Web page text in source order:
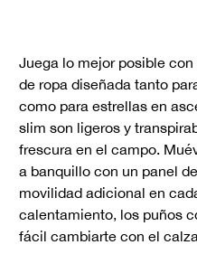
Juega lo mejor posible
de ropa diseñada tanto
como para estrellas en
slim son ligeros y
frescura en el campo.
a banquillo con un panel
movilidad adicional en
calentamiento, los puños
fácil cambiarte con el